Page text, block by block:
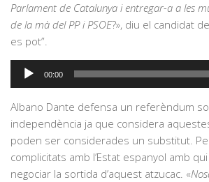
Parlament de Catalunya i entregar-a a les
de la mà del PP i PSOE?», diu el candidat
es pot”.
Reproductor
d'àudio
00:00
Albano Dante defensa un referèndum
independència ja que considera
poden ser considerades un substitut.
complicitats amb l’Estat espanyol amb
negociar la sortida d’aquest atzucac. «